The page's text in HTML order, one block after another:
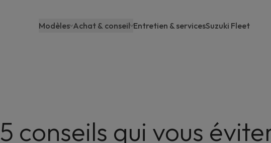
Main
Modèles Achat & conseil Entretien & servicesSuzuki Fleet
5 conseils qui vous